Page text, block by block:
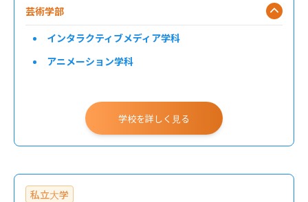
芸術学部
インタラクティブメディア学科
アニメーション学科
学校を詳しく見る
私立大学